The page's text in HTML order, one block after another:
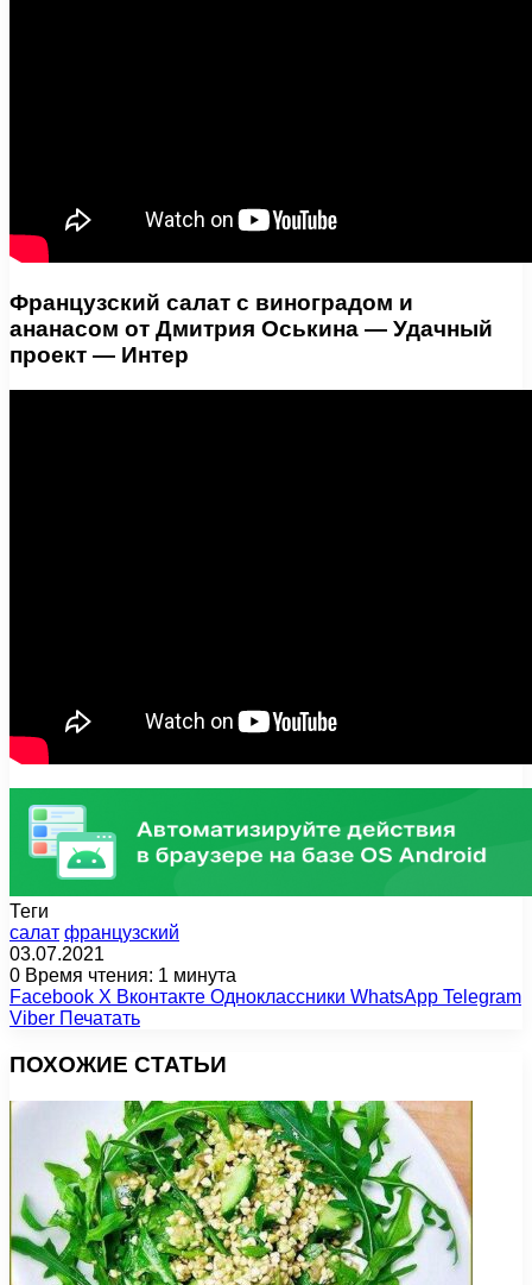
Французский салат с виноградом и
ананасом от Дмитрия Оськина — Удачный
проект — Интер
Теги
салат французский
03.07.2021
0 Время чтения: 1 минута
Facebook X Вконтакте Одноклассники WhatsApp Telegram
Viber Печатать
ПОХОЖИЕ СТАТЬИ